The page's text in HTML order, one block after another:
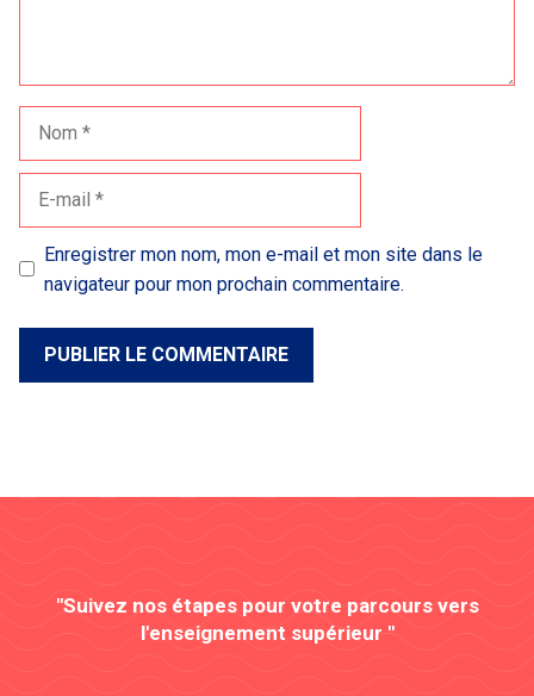
Enregistrer mon nom, mon e-mail et mon site dans le
navigateur pour mon prochain commentaire.
"Suivez nos étapes pour votre parcours vers
l'enseignement supérieur "